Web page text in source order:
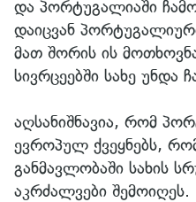
და პორტუგალიაში
დაიცვან
მათ შორის ის
სივრცეებში სახე უნდა
აღსანიშნავია, რომ
ევროპულ ქვეყნებს,
განმავლობაში სახის
აკრძალვები შემოიღეს.